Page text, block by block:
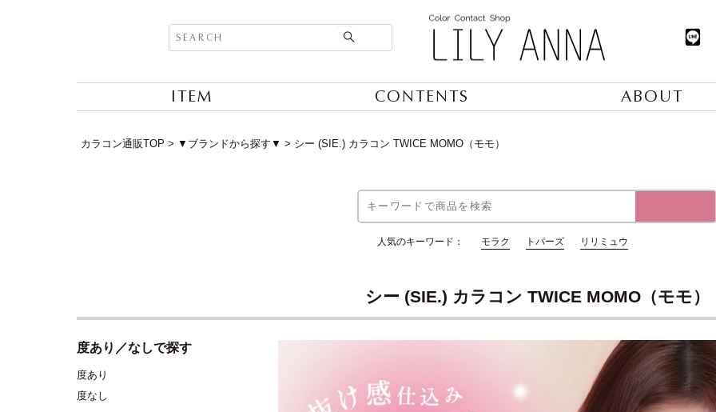
ITEM CONTENTS ABOUT
カラコン通販TOP ▼ブランドから探す▼ シー (SIE.) カラコン TWICE MOMO（モモ）
人気のキーワード： モラク トパーズ リリミュウ
シー (SIE.) カラコン TWICE MOMO（モモ）
度あり／なしで探す
度あり
度なし